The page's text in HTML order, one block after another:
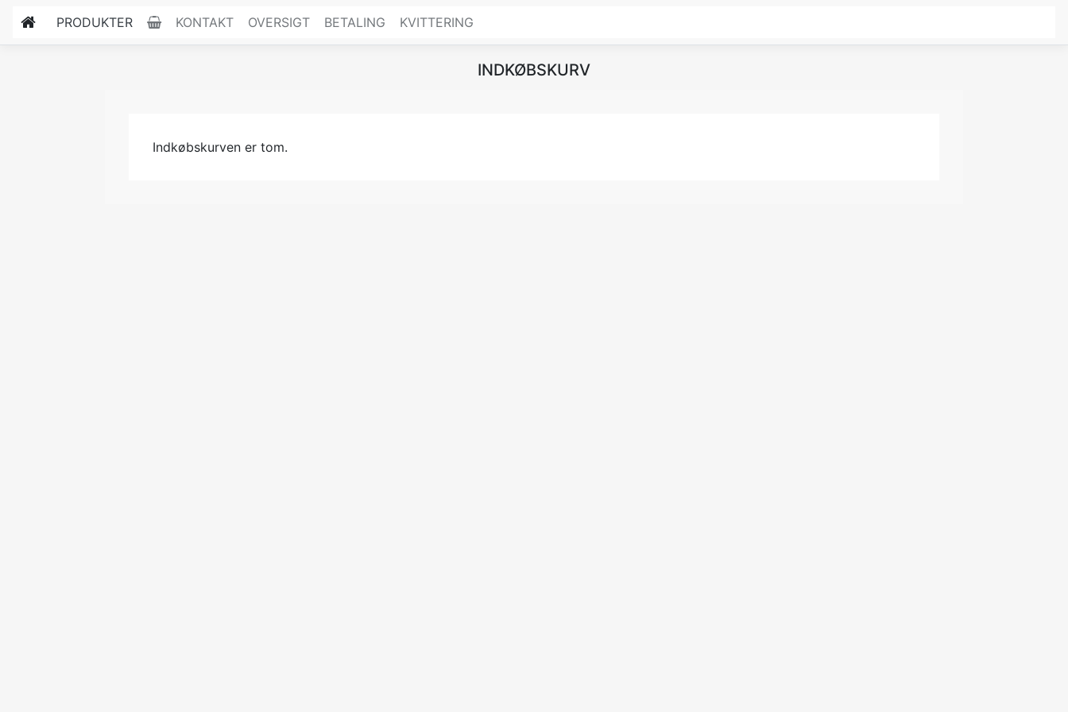
PRODUKTER KONTAKT OVERSIGT BETALING KVITTERING
INDKØBSKURV
Indkøbskurven er tom.